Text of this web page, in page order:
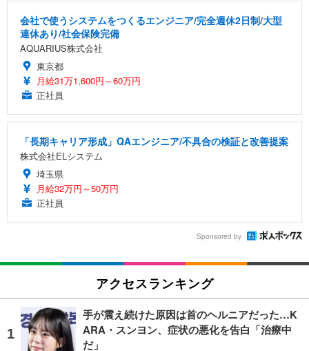
会社で使うシステムをつくるエンジニア/完全週休2日制/大型
連休あり/社会保険完備
AQUARIUS株式会社
東京都
月給31万1,600円～60万円
正社員
「長期キャリア形成」QAエンジニア/不具合の検証と改善提案
株式会社ELシステム
埼玉県
月給32万円～50万円
正社員
Sponsored by
アクセスランキング
手が震え続けた原因は首のヘルニアだった…K
ARA・スンヨン、症状の悪化を告白「治療中
だ」